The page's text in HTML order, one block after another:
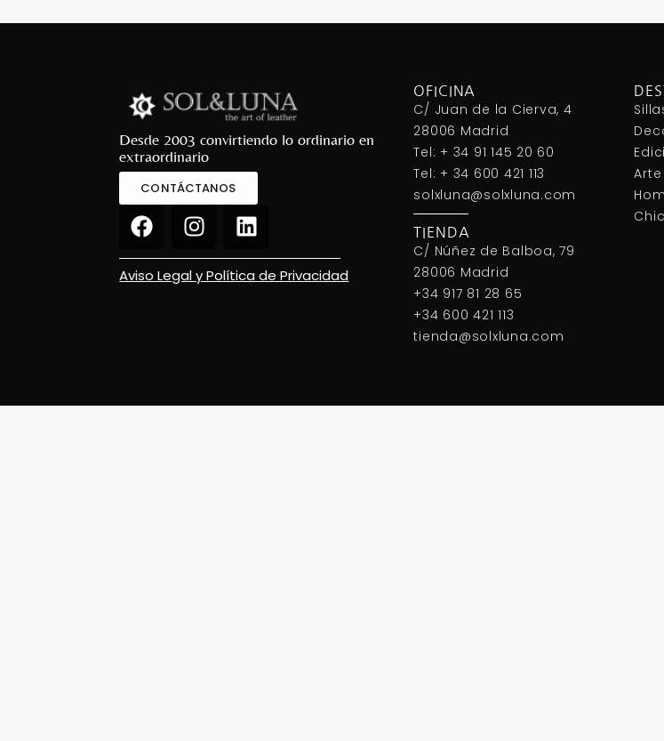
Desde 2003 convirtiendo lo ordinario en
extraordinario
CONTÁCTANOS
Aviso Legal y Política de Privacidad
OFICINA
C/ Juan de la Cierva, 4
28006 Madrid
Tel: + 34 91 145 20 60
Tel: + 34 600 421 113
solxluna@solxluna.com
TIENDA
C/ Núñez de Balboa, 79
28006 Madrid
+34 917 81 28 65
+34 600 421 113
tienda@solxluna.com
Arte
Chic